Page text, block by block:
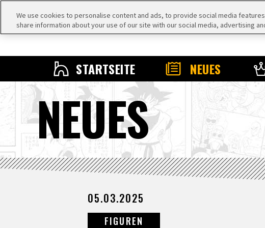
STARTSEITE NEUES
NEUES
05.03.2025
FIGUREN
We use cookies to personalise content and ads, to provide social media
share information about your use of our site with our social media, advertising